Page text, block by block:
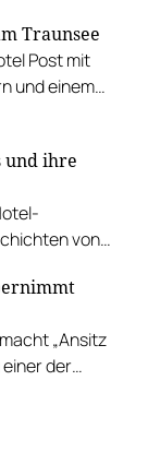
Traunsee
Post mit
und einem
und ihre
von
„Ansitz
der